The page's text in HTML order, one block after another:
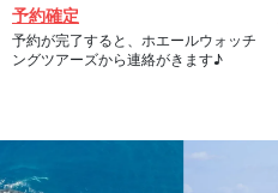
予約確定
予約が完了すると、ホエールウォッチ
ングツアーズから連絡がきます♪